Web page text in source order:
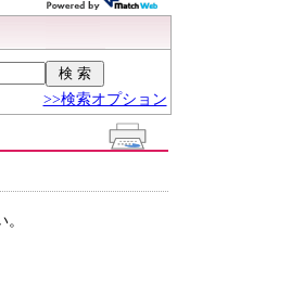
>>検索オプション